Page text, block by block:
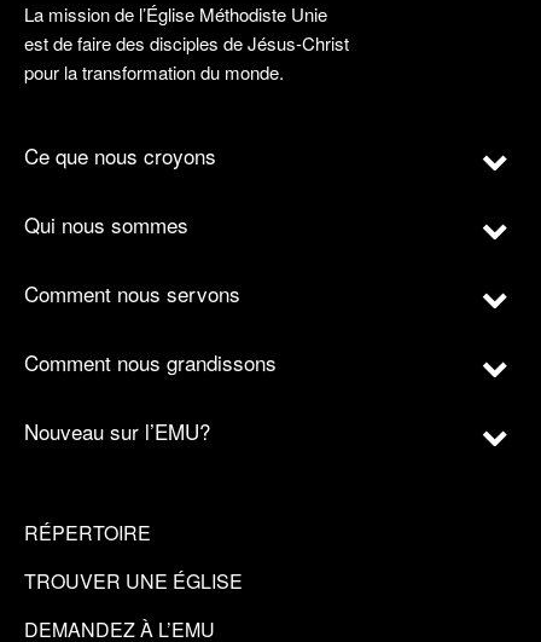
La mission de l’Église Méthodiste Unie
est de faire des disciples de Jésus-Christ
pour la transformation du monde.
Ce que nous croyons
Qui nous sommes
Comment nous servons
Comment nous grandissons
Nouveau sur l’EMU?
RÉPERTOIRE
TROUVER UNE ÉGLISE
DEMANDEZ À L’EMU